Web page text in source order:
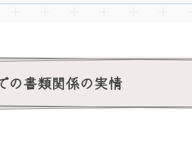
の書類関係の実情